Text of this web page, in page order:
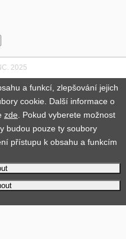
a funkcí, zlepšování jejich
cookie. Další informace o
zde . Pokud vyberete možnost
budou pouze ty soubory
přístupu k obsahu a funkcím
2025